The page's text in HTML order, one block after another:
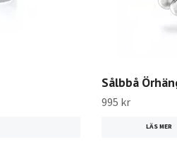
Sålbbå
995 kr
LÄS MER